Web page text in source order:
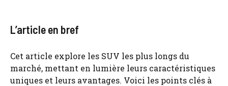
L’article en bref
Cet article explore les SUV les plus longs du
marché, mettant en lumière leurs caractéristiques
uniques et leurs avantages. Voici les points clés à